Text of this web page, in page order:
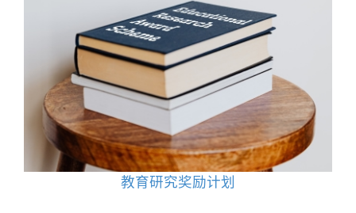
教育研究奖励计划